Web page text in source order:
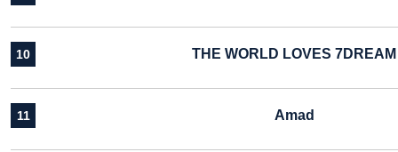
10 THE WORLD LOVES 7DREAM
11 Amad